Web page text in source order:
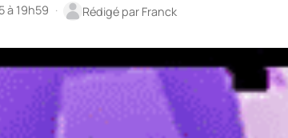
à 19h59 · Rédigé par Franck